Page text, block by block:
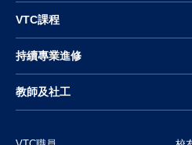
VTC課程
持續專業進修
教師及社工